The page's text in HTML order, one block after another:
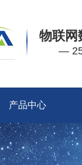
物联网
—
产品中心